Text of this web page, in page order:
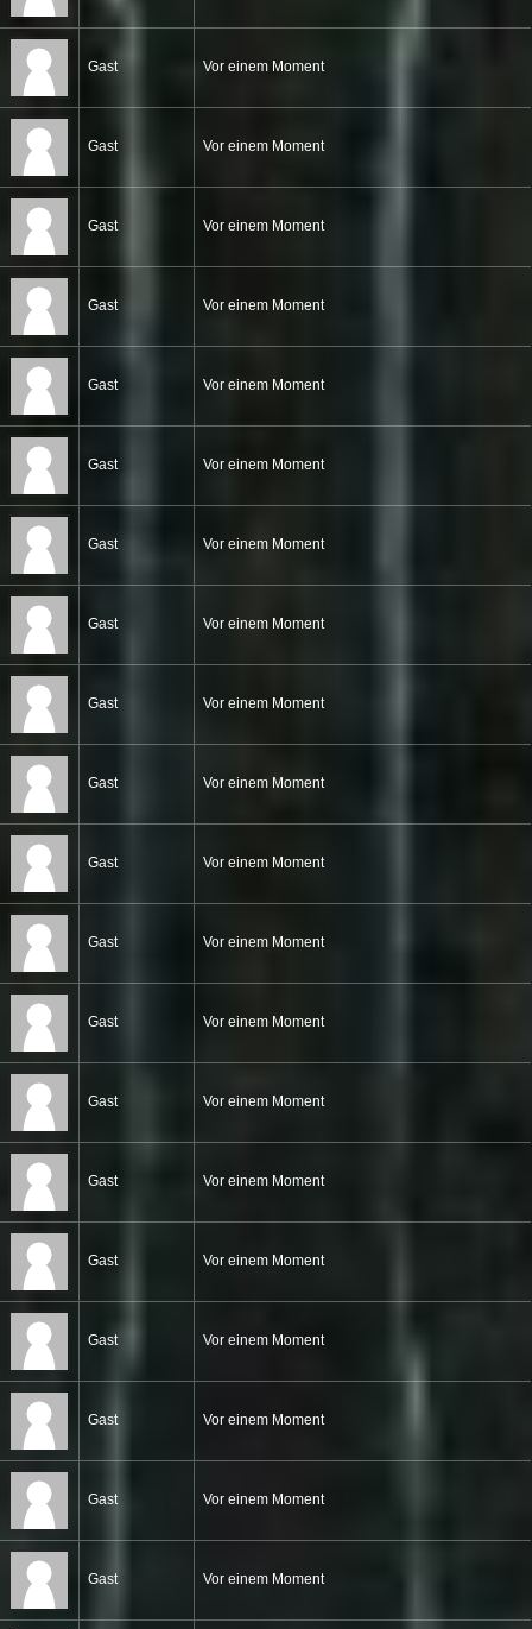
Gast Vor einem Moment
Gast Vor einem Moment
Gast Vor einem Moment
Gast Vor einem Moment
Gast Vor einem Moment
Gast Vor einem Moment
Gast Vor einem Moment
Gast Vor einem Moment
Gast Vor einem Moment
Gast Vor einem Moment
Gast Vor einem Moment
Gast Vor einem Moment
Gast Vor einem Moment
Gast Vor einem Moment
Gast Vor einem Moment
Gast Vor einem Moment
Gast Vor einem Moment
Gast Vor einem Moment
Gast Vor einem Moment
Gast Vor einem Moment